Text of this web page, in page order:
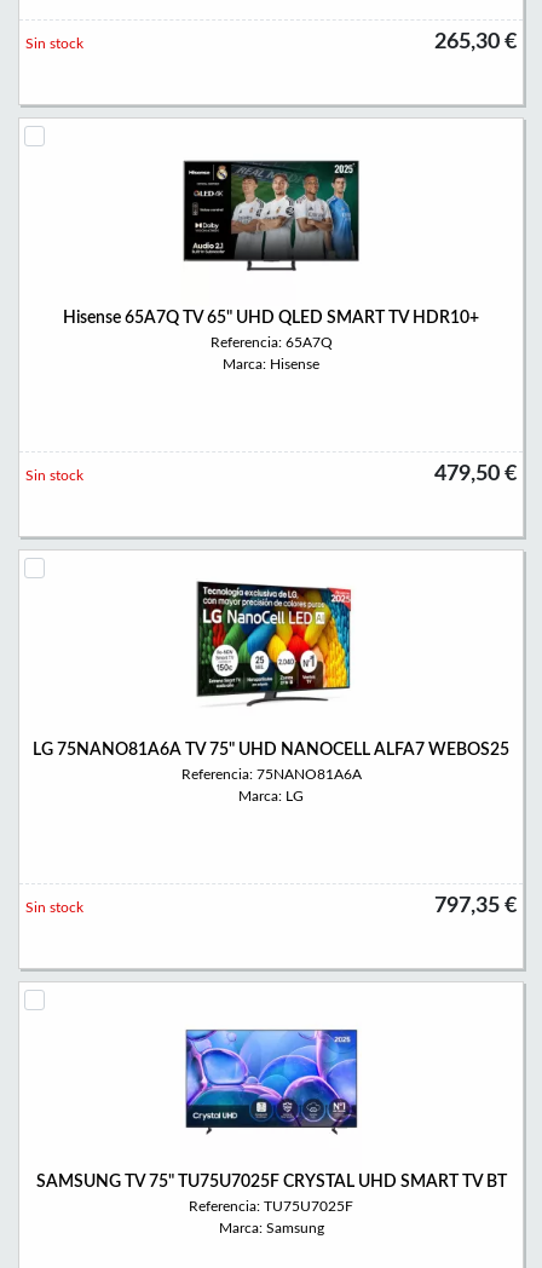
265,30 €
Sin stock
Hisense 65A7Q TV 65" UHD QLED SMART TV HDR10+
Referencia: 65A7Q
Marca: Hisense
479,50 €
Sin stock
LG 75NANO81A6A TV 75" UHD NANOCELL ALFA7 WEBOS25
Referencia: 75NANO81A6A
Marca: LG
797,35 €
Sin stock
SAMSUNG TV 75" TU75U7025F CRYSTAL UHD SMART TV BT
Referencia: TU75U7025F
Marca: Samsung